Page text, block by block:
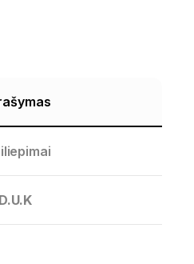
D.U.K